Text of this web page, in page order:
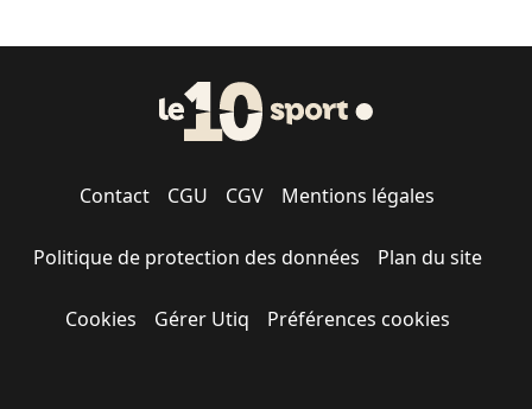
Contact CGU CGV Mentions légales
Politique de protection des données Plan du site
Cookies Gérer Utiq Préférences cookies